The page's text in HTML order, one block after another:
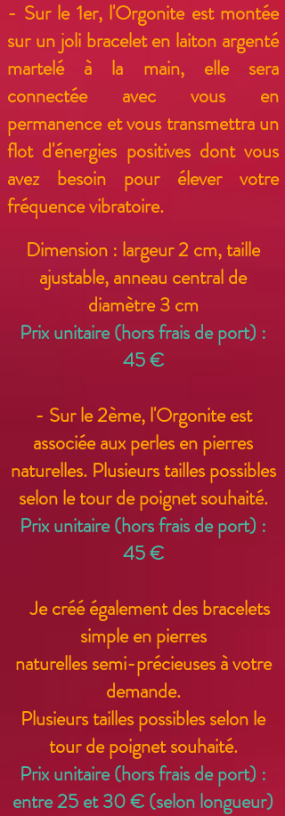
- Sur le 1er, l'Orgonite est montée
sur un joli bracelet en laiton argenté
martelé à la main, elle sera
connectée avec vous en
permanence et vous transmettra un
flot d'énergies positives dont vous
avez besoin pour élever votre
fréquence vibratoire.
Dimension : largeur 2 cm, taille
ajustable, anneau central de
diamètre 3 cm
Prix unitaire (hors frais de port) :
45 €
- Sur le 2ème, l'Orgonite est
associée aux perles en pierres
naturelles. Plusieurs tailles possibles
selon le tour de poignet souhaité.
Prix unitaire (hors frais de port) :
45 €
Je créé également des bracelets
simple en pierres
naturelles semi-précieuses à votre
demande.
Plusieurs tailles possibles selon le
tour de poignet souhaité.
Prix unitaire (hors frais de port) :
entre 25 et 30 € (selon longueur)